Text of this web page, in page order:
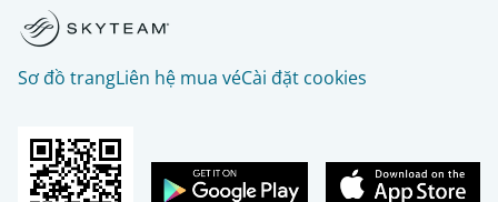
Sơ đồ trangLiên hệ mua véCài đặt cookies